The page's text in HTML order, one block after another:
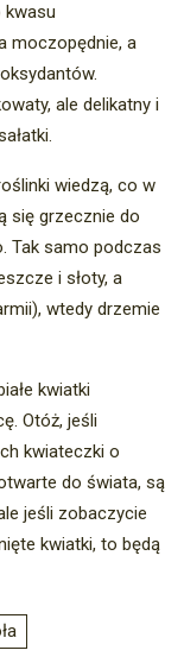
kwasu
moczopędnie, a
ale delikatny i
wiedzą, co w
się grzecznie do
Tak samo podczas
i słoty, a
wtedy drzemie
kwiatki
Otóż, jeśli
kwiateczki o
do świata, są
jeśli zobaczycie
kwiatki, to będą